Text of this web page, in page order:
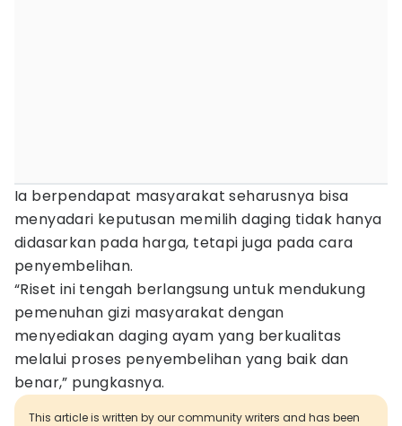
Ia berpendapat masyarakat seharusnya bisa
menyadari keputusan memilih daging tidak hanya
didasarkan pada harga, tetapi juga pada cara
penyembelihan.
“Riset ini tengah berlangsung untuk mendukung
pemenuhan gizi masyarakat dengan
menyediakan daging ayam yang berkualitas
melalui proses penyembelihan yang baik dan
benar,” pungkasnya.
This article is written by our community writers and has been